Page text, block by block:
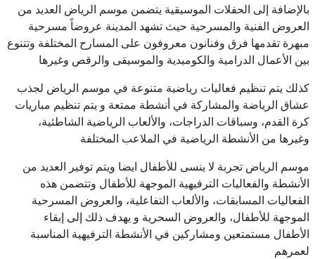
بالإضافة إلى الحفلات الموسيقية يتضمن موسم الرياض العديد من
العروض الفنية والمسرحية حيث تشهد المدينة عروضاً مسرحية
مبهرة تقدمها فرق وفنانون معروفون على المسارح المختلفة وتتنوع
بين الأعمال الدرامية والكوميدية والموسيقى والرقص وغيرها
كذلك يتم تنظيم فعاليات رياضية متنوعة في موسم الرياض لجذب
عشاق الرياضة والمشاركة في أنشطة ممتعة و يتم تنظيم مباريات
كرة القدم، وسباقات الدراجات، والألعاب الرياضية الشاطئية،
وغيرها من الأنشطة الرياضية في الملاعب المختلفة
موسم الرياض تجربة لا ينسى للأطفال ايضا ويتم توفير العديد من
الأنشطة والفعاليات الترفيهية الموجهة للأطفال وتتضمن هذه
الفعاليات المسابقات، والألعاب التفاعلية، والعروض المسرحية
الموجهة للأطفال، والعروض السحرية و يهدف ذلك إلى إبقاء
الأطفال مستمتعين ومشاركين في الأنشطة الترفيهية المناسبة
لعمرهم